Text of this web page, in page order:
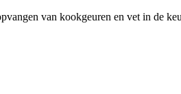
van kookgeuren en vet in de